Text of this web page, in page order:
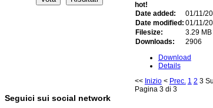
hot!
Date added:
01/11/
Date modified: 01/11/
Filesize:
3.29 MB
Downloads:
2906
Download
Details
<< Inizio< Prec. 1 2 3
Pagina 3 di 3
Seguici sui social network